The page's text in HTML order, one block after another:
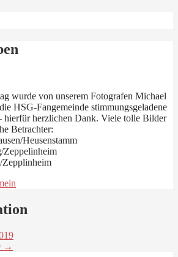
wurde von unserem Fotografen Michael
HSG-Fangemeinde stimmungsgeladene
hierfür herzlichen Dank. Viele tolle Bilder
Betrachter:
Heusenstamm
Zeppelinheim
Zepplinheim
→